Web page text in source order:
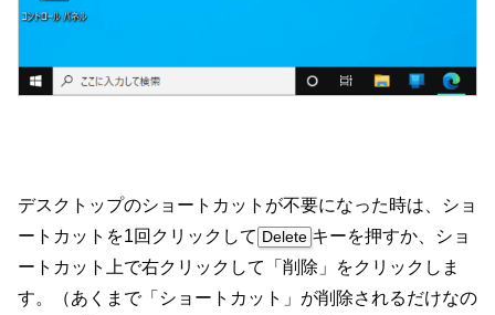
デスクトップのショートカットが不要になった時は、ショ
ートカットを1回クリックして Delete キーを押すか、ショ
ートカット上で右クリックして「削除」をクリックしま
す。（あくまで「ショートカット」が削除されるだけなの